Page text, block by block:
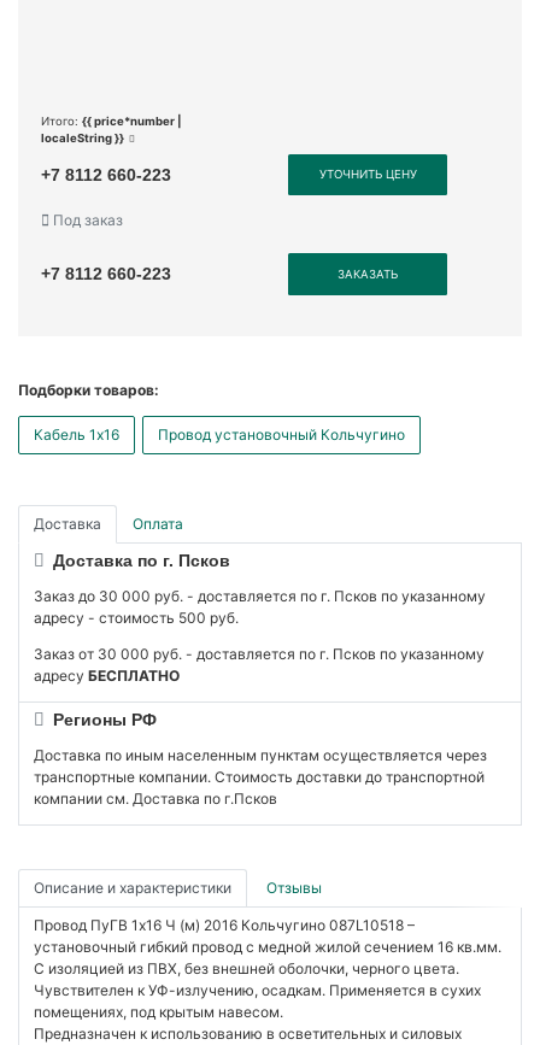
Итого: {{ price*number |
localeString }}
+7 8112 660-223 УТОЧНИТЬ ЦЕНУ
Под заказ
+7 8112 660-223 ЗАКАЗАТЬ
Подборки товаров:
Кабель 1x16 Провод установочный Кольчугино
Доставка Оплата
Доставка по г. Псков
Заказ до 30 000 руб. - доставляется по г. Псков по указанному
адресу - стоимость 500 руб.
Заказ от 30 000 руб. - доставляется по г. Псков по указанному
адресу БЕСПЛАТНО
Регионы РФ
Доставка по иным населенным пунктам осуществляется через
транспортные компании. Стоимость доставки до транспортной
компании см. Доставка по г.Псков
Описание и характеристики Отзывы
Провод ПуГВ 1х16 Ч (м) 2016 Кольчугино 087L10518 –
установочный гибкий провод с медной жилой сечением 16 кв.мм.
С изоляцией из ПВХ, без внешней оболочки, черного цвета.
Чувствителен к УФ-излучению, осадкам. Применяется в сухих
помещениях, под крытым навесом.
Предназначен к использованию в осветительных и силовых